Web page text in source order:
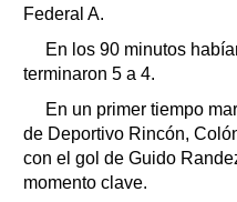
Suplementos
Servicios
Federal A.
En los 90 minutos
terminaron 5 a 4.
En un primer tiempo
de Deportivo Rincón,
con el gol de Guido
momento clave.